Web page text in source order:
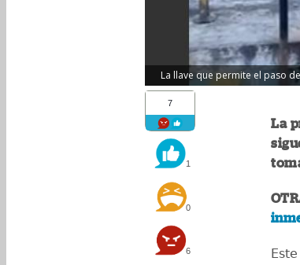
La llave que permite el paso
7
1
0
6
La